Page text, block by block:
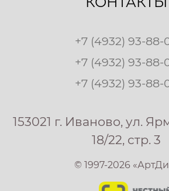
+7 (4932) 93-88-
+7 (4932) 93-88-
+7 (4932) 93-88-
153021 г. Иваново, ул.
18/22, стр. 3
© 1997-2026